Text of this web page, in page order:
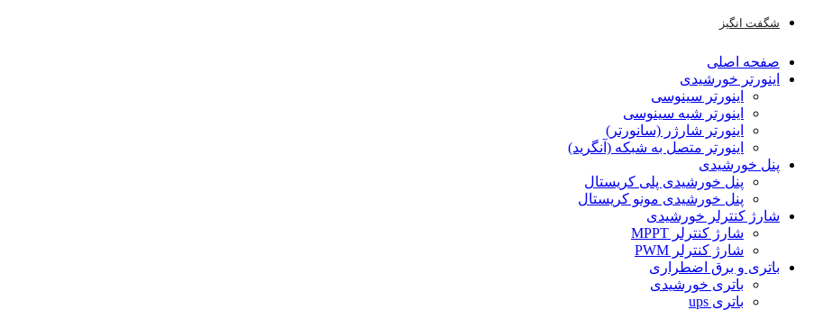
شگفت انگیز
صفحه اصلی
اینورتر خورشیدی
اینورتر سینوسی
اینورتر شبه سینوسی
اینورتر شارژر (سانورتر)
اینورتر متصل به شبکه (آنگرید)
پنل خورشیدی
پنل خورشیدی پلی کریستال
پنل خورشیدی مونو کریستال
شارژ کنترلر خورشیدی
شارژ کنترلر MPPT
شارژ کنترلر PWM
باتری و برق اضطراری
باتری خورشیدی
باتری ups